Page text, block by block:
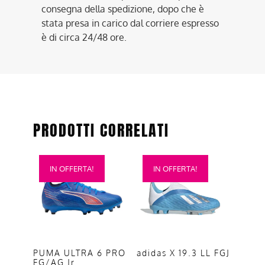
consegna della spedizione, dopo che è
stata presa in carico dal corriere espresso
è di circa 24/48 ore.
PRODOTTI CORRELATI
IN OFFERTA!
PUMA ULTRA 6 PRO
FG/AG Jr
Questo
prodotto
più
varianti.
opzioni
IN OFFERTA!
adidas X 19.3 LL FGJ
Questo
prodotto
più
varianti.
opzioni